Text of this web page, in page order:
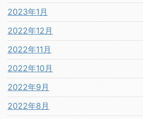
2023年1月
2022年12月
2022年11月
2022年10月
2022年9月
2022年8月